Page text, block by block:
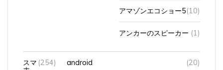
アマゾンエコショー5 (10)
アンカーのスピーカー (1)
ホ
(254) android (20)